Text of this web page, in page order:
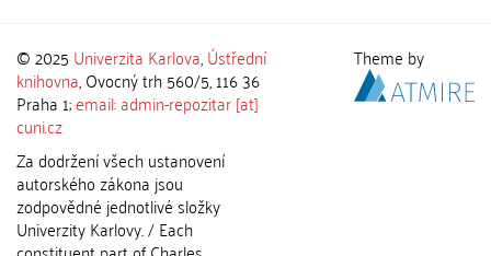
© 2025 Univerzita Karlova,Ústřední
knihovna, Ovocný trh 560/5, 116 36
Praha 1;email: admin-repozitar [at]
cuni.cz
Za dodržení všech ustanovení
autorského zákona jsou
zodpovědné jednotlivé složky
Univerzity Karlovy. / Each
Theme by